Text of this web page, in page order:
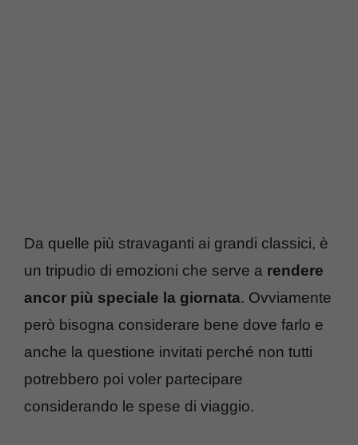
Da quelle più stravaganti ai grandi classici, è
un tripudio di emozioni che serve a rendere
ancor più speciale la giornata. Ovviamente
però bisogna considerare bene dove farlo e
anche la questione invitati perché non tutti
potrebbero poi voler partecipare
considerando le spese di viaggio.